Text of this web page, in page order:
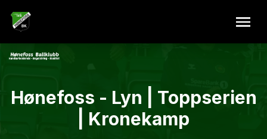
Hønefoss - Lyn | Toppserien
| Kronekamp